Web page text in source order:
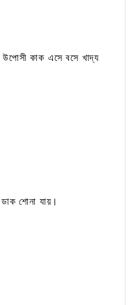
উপোসী কাক এসে বসে খাদ্য
শোনা যায়।